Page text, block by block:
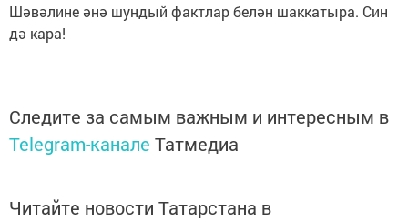
Шәвәлине әнә шундый фактлар белән шаккатыра. Син
дә кара!
Следите за самым важным и интересным в
Telegram-канале Татмедиа
Читайте новости Татарстана в